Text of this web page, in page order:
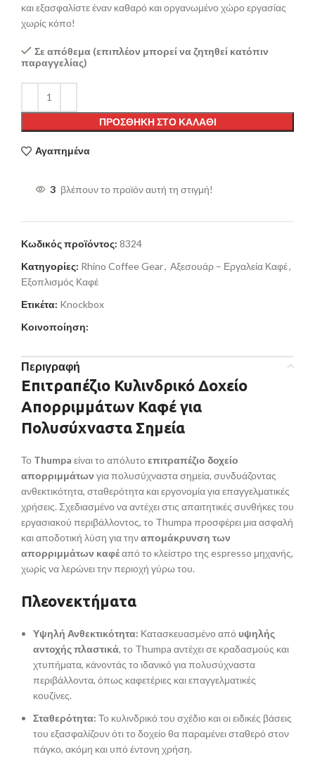
και εξασφαλίστε έναν καθαρό και οργανωμένο χώρο εργασίας
χωρίς κόπο!
Σε απόθεμα (επιπλέον μπορεί να ζητηθεί κατόπιν
παραγγελίας)
ΠΡΟΣΘΉΚΗ ΣΤΟ ΚΑΛΆΘΙ
Αγαπημένα
3 βλέπουν το προϊόν αυτή τη στιγμή!
Κωδικός προϊόντος: 8324
Κατηγορίες: Rhino Coffee Gear, Αξεσουάρ – Εργαλεία Καφέ,
Εξοπλισμός Καφέ
Ετικέτα: Knockbox
Κοινοποίηση:
Περιγραφή
Επιτραπέζιο Κυλινδρικό Δοχείο
Απορριμμάτων Καφέ για
Πολυσύχναστα Σημεία
Το Thumpa είναι το απόλυτο επιτραπέζιο δοχείο
απορριμμάτων για πολυσύχναστα σημεία, συνδυάζοντας
ανθεκτικότητα, σταθερότητα και εργονομία για επαγγελματικές
χρήσεις. Σχεδιασμένο να αντέχει στις απαιτητικές συνθήκες του
εργασιακού περιβάλλοντος, το Thumpa προσφέρει μια ασφαλή
και αποδοτική λύση για τηναπομάκρυνση των
απορριμμάτων καφέαπό το κλείστρο της espresso μηχανής,
χωρίς να λερώνει την περιοχή γύρω του.
Πλεονεκτήματα
Υψηλή Ανθεκτικότητα: Κατασκευασμένο από υψηλής
αντοχής πλαστικά, το Thumpa αντέχει σε κραδασμούς και
χτυπήματα, κάνοντάς το ιδανικό για πολυσύχναστα
περιβάλλοντα, όπως καφετέριες και επαγγελματικές
κουζίνες.
Σταθερότητα: Το κυλινδρικό του σχέδιο και οι ειδικές βάσεις
του εξασφαλίζουν ότι το δοχείο θα παραμένει σταθερό στον
πάγκο, ακόμη και υπό έντονη χρήση.